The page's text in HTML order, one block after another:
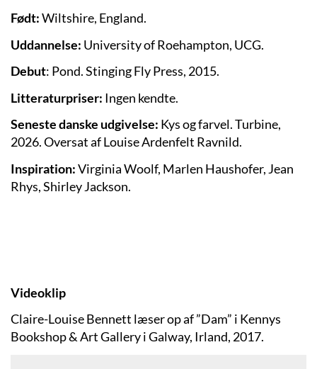
Født:Wiltshire, England.
Uddannelse: University of Roehampton, UCG.
Debut: Pond. Stinging Fly Press, 2015.
Litteraturpriser: Ingen kendte.
Seneste danske udgivelse: Kys og farvel. Turbine,
2026. Oversat af Louise Ardenfelt Ravnild.
Inspiration:Virginia Woolf, Marlen Haushofer, Jean
Rhys, Shirley Jackson.
Videoklip
Claire-Louise Bennett læser op af ”Dam” i Kennys
Bookshop & Art Gallery i Galway, Irland, 2017.